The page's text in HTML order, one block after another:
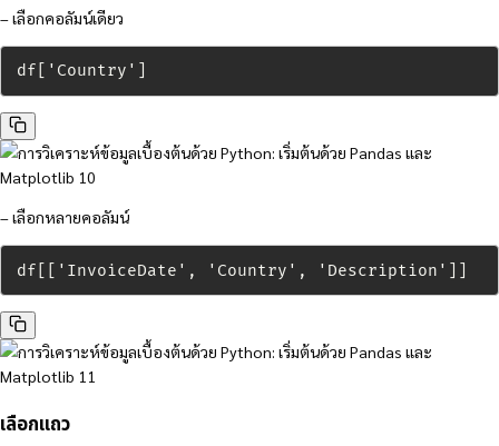
– เลือกคอลัมน์เดียว
df['Country']
– เลือกหลายคอลัมน์
df[['InvoiceDate', 'Country', 'Description']]
เลือกแถว